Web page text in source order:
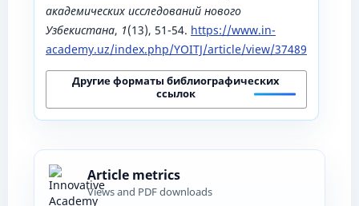
академических исследований нового
Узбекистана, 1(13), 51-54. https://www.in-
academy.uz/index.php/YOITJ/article/view/37489
Другие форматы библиографических
ссылок
Article metrics
Views and PDF downloads